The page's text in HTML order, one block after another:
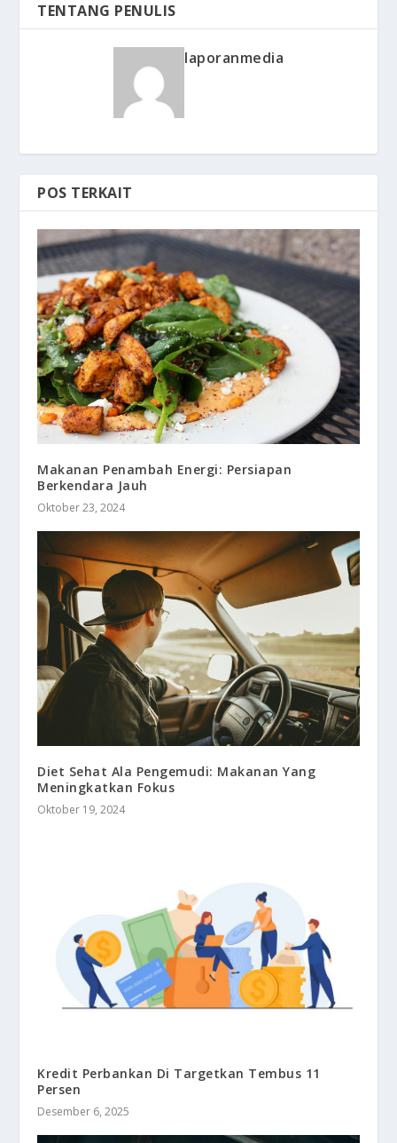
TENTANG PENULIS
laporanmedia
POS TERKAIT
Makanan Penambah Energi: Persiapan
Berkendara Jauh
Oktober 23, 2024
Diet Sehat Ala Pengemudi: Makanan Yang
Meningkatkan Fokus
Oktober 19, 2024
Kredit Perbankan Di Targetkan Tembus 11
Persen
Desember 6, 2025